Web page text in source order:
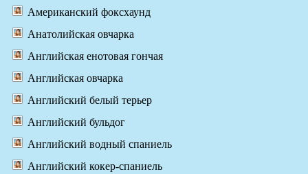
Американский фоксхаунд
Анатолийская овчарка
Английская енотовая гончая
Английская овчарка
Английский белый терьер
Английский бульдог
Английский водный спаниель
Английский кокер-спаниель